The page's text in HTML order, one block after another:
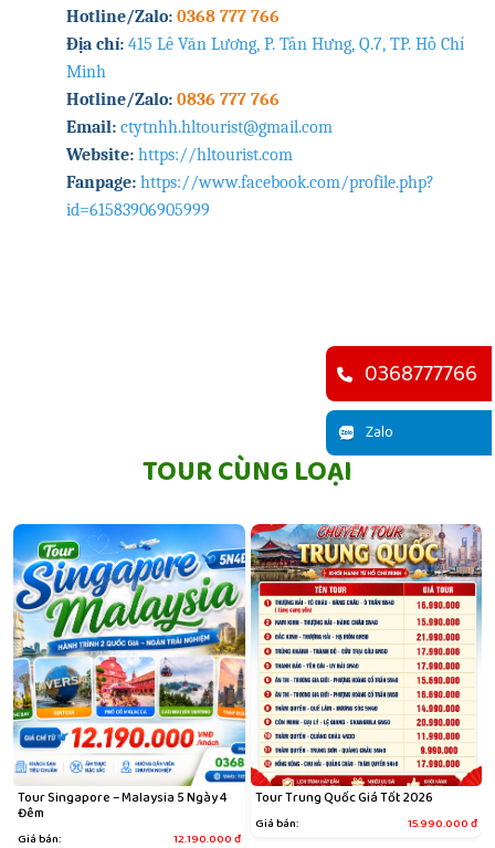
Hotline/Zalo: 0368 777 766
Địa chỉ: 415 Lê Văn Lương, P. Tân Hưng, Q.7, TP. Hồ Chí
Minh
Hotline/Zalo: 0836 777 766
Email: ctytnhh.hltourist@gmail.com
Website: https://hltourist.com
Fanpage: https://www.facebook.com/profile.php?
id=61583906905999
TOUR CÙNG LOẠI
Tour Singapore – Malaysia 5 Ngày 4
Đêm
Giá bán: 12.190.000đ
Tour Trung Quốc Giá Tốt 2026
Giá bán: 15.990.000đ
0368777766
Zalo